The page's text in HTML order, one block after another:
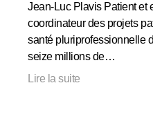
Jean-Luc Plavis Patient et
coordinateur des projets
santé pluriprofessionnelle
seize millions de…
Lire la suite